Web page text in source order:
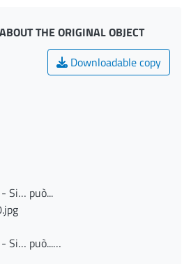
THE ORIGINAL OBJECT
Downloadable copy
Si… può...
Si… può...